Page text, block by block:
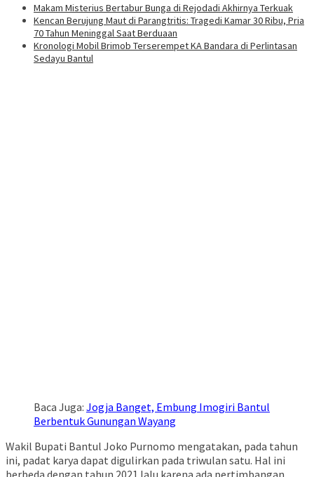
Makam Misterius Bertabur Bunga di Rejodadi Akhirnya Terkuak
Kencan Berujung Maut di Parangtritis: Tragedi Kamar 30 Ribu, Pria
70 Tahun Meninggal Saat Berduaan
Kronologi Mobil Brimob Terserempet KA Bandara di Perlintasan
Sedayu Bantul
Baca Juga: Jogja Banget, Embung Imogiri Bantul
Berbentuk Gunungan Wayang
Wakil Bupati Bantul Joko Purnomo mengatakan, pada tahun
ini, padat karya dapat digulirkan pada triwulan satu. Hal ini
berbeda dengan tahun 2021 lalu karena ada pertimbangan